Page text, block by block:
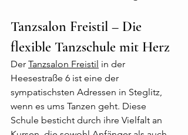
Tanzsalon Freistil – Die
flexible Tanzschule mit Herz
Der Tanzsalon Freistil in der
Heesestraße 6 ist eine der
sympatischsten Adressen in Steglitz,
wenn es ums Tanzen geht. Diese
Schule besticht durch ihre Vielfalt an